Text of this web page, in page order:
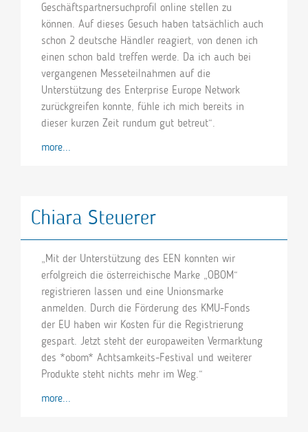
Geschäftspartnersuchprofil online stellen zu
können. Auf dieses Gesuch haben tatsächlich auch
schon 2 deutsche Händler reagiert, von denen ich
einen schon bald treffen werde. Da ich auch bei
vergangenen Messeteilnahmen auf die
Unterstützung des Enterprise Europe Network
zurückgreifen konnte, fühle ich mich bereits in
dieser kurzen Zeit rundum gut betreut“.
more...
Chiara Steuerer
„Mit der Unterstützung des EEN konnten wir
erfolgreich die österreichische Marke „OBOM“
registrieren lassen und eine Unionsmarke
anmelden. Durch die Förderung des KMU-Fonds
der EU haben wir Kosten für die Registrierung
gespart. Jetzt steht der europaweiten Vermarktung
des *obom* Achtsamkeits-Festival und weiterer
Produkte steht nichts mehr im Weg.“
more...